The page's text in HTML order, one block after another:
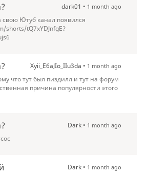
dark01 • 1 month ago
свою Ютуб канал появился
shorts/tQ7xYDJnfgE?
Xyii_E6aJIo_IIu3da • 1 month ago
что тут был пиздилл и тут на форум
причина популярности этого
Dark • 1 month ago
Dark • 1 month ago